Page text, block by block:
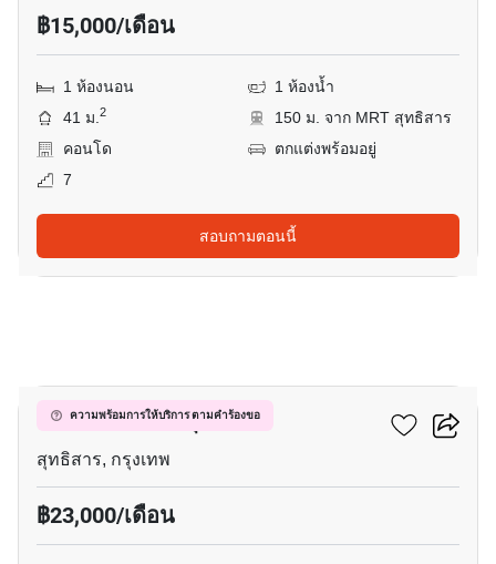
฿15,000/เดือน
1 ห้องนอน
1 ห้องน้ำ
41 ม.2
150 ม. จาก MRT สุทธิสาร
คอนโด
ตกแต่งพร้อมอยู่
7
สอบถามตอนนี้
ความพร้อมการให้บริการ ตามคำร้องขอ
เซ็นทริค รัชดา-สุทธิสาร
สุทธิสาร, กรุงเทพ
฿23,000/เดือน